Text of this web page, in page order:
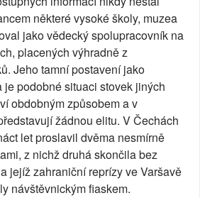
některé vysoké školy, muzea
jako vědecký spolupracovník na
placených výhradně z
Jeho tamní postavení jako
je podobné situaci stovek jiných
obdobným způsobem a v
žádnou elitu. V Čechách
let proslavil dvěma nesmírně
z nichž druhá skončila bez
jejíž zahraniční reprízy ve Varšavě
návštěvnickým fiaskem.